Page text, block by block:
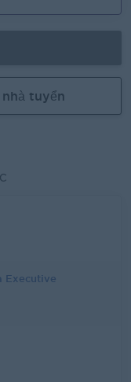
tuyển
Executive